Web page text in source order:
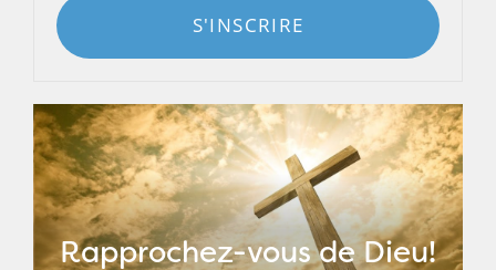
S'INSCRIRE
Rapprochez-vous de Dieu!